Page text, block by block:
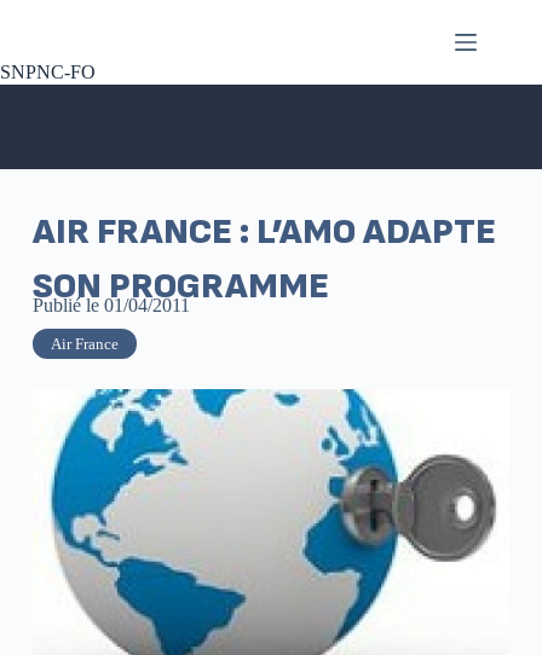
SNPNC-FO
AIR FRANCE : L’AMO ADAPTE
SON PROGRAMME
Publié le 01/04/2011
Air France